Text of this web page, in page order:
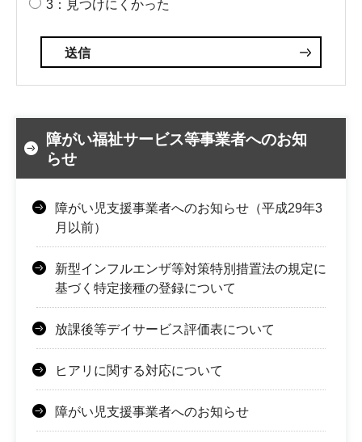
3：見つけにくかった
障がい福祉サービス等事業者へのお知
らせ
障がい児支援事業者へのお知らせ（平成29年3
月以前）
新型インフルエンザ等対策特別措置法の規定に
基づく特定接種の登録について
放課後等デイサービス評価表について
ヒアリに関する対応について
障がい児支援事業者へのお知らせ